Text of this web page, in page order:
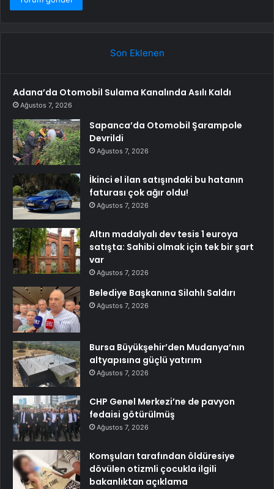
Son Eklenen
Adana’da Otomobil Sulama Kanalında Asılı Kaldı
Ağustos 7, 2026
Sapanca’da Otomobil Şarampole
Devrildi
Ağustos 7, 2026
İkinci el ilan satışındaki bu hatanın
faturası çok ağır oldu!
Ağustos 7, 2026
Altın madalyalı dev tesis 1 euroya
satışta: Sahibi olmak için tek bir şart
var
Ağustos 7, 2026
Belediye Başkanına Silahlı Saldırı
Ağustos 7, 2026
Bursa Büyükşehir’den Mudanya’nın
altyapısına güçlü yatırım
Ağustos 7, 2026
CHP Genel Merkezi’ne de pavyon
fedaisi götürülmüş
Ağustos 7, 2026
Komşuları tarafından öldüresiye
dövülen otizmli çocukla ilgili
bakanlıktan açıklama